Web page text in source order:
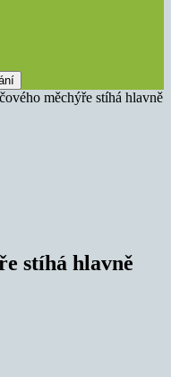
měchýře stíhá hlavně
stíhá hlavně